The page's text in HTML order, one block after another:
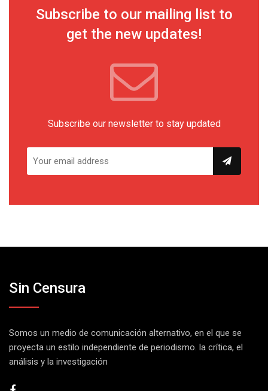
Subscribe to our mailing list to
get the new updates!
Subscribe our newsletter to stay updated
Sin Censura
Somos un medio de comunicación alternativo, en el que se
proyecta un estilo independiente de periodismo. la crítica, el
análisis y la investigación